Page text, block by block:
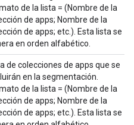
de la lista = (Nombre de la
de apps; Nombre de la
de apps; etc.). Esta lista se
en orden alfabético.
de colecciones de apps que se
en la segmentación.
de la lista = (Nombre de la
de apps; Nombre de la
de apps; etc.). Esta lista se